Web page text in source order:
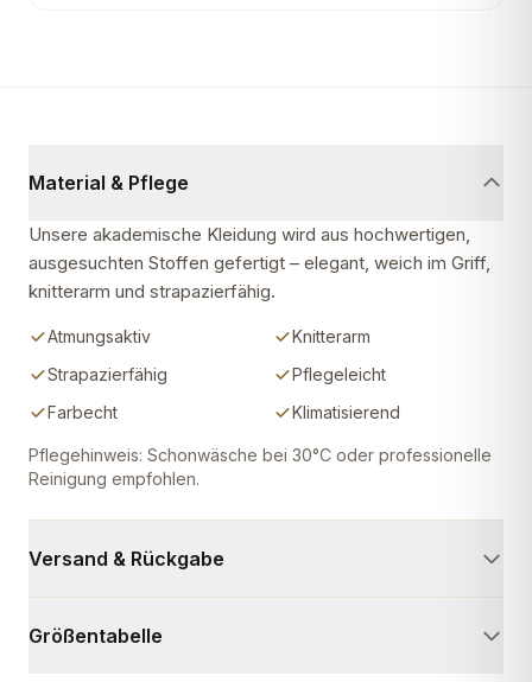
Material & Pflege
Unsere akademische Kleidung wird aus hochwertigen,
ausgesuchten Stoffen gefertigt – elegant, weich im Griff,
knitterarm und strapazierfähig.
Atmungsaktiv
Knitterarm
Strapazierfähig
Pflegeleicht
Farbecht
Klimatisierend
Pflegehinweis: Schonwäsche bei 30°C oder professionelle
Reinigung empfohlen.
Versand & Rückgabe
Größentabelle